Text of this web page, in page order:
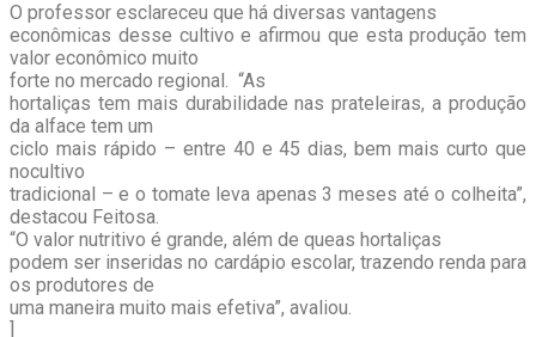
O professor esclareceu que há diversas vantagens
econômicas desse cultivo e afirmou que esta produção tem
valor econômico muito
forte no mercado regional. “As
hortaliças tem mais durabilidade nas prateleiras, a produção
da alface tem um
ciclo mais rápido – entre 40 e 45 dias, bem mais curto que
nocultivo
tradicional – e o tomate leva apenas 3 meses até o colheita”,
destacou Feitosa.
“O valor nutritivo é grande, além de queas hortaliças
podem ser inseridas no cardápio escolar, trazendo renda para
os produtores de
uma maneira muito mais efetiva”, avaliou.